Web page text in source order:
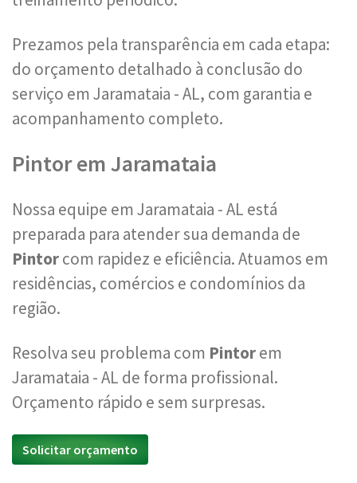
Prezamos pela transparência em cada etapa:
do orçamento detalhado à conclusão do
serviço em Jaramataia - AL, com garantia e
acompanhamento completo.
Pintor em Jaramataia
Nossa equipe em Jaramataia - AL está
preparada para atender sua demanda de
Pintorcom rapidez e eficiência. Atuamos em
residências, comércios e condomínios da
região.
Resolva seu problema com Pintorem
Jaramataia - AL de forma profissional.
Orçamento rápido e sem surpresas.
Solicitar orçamento